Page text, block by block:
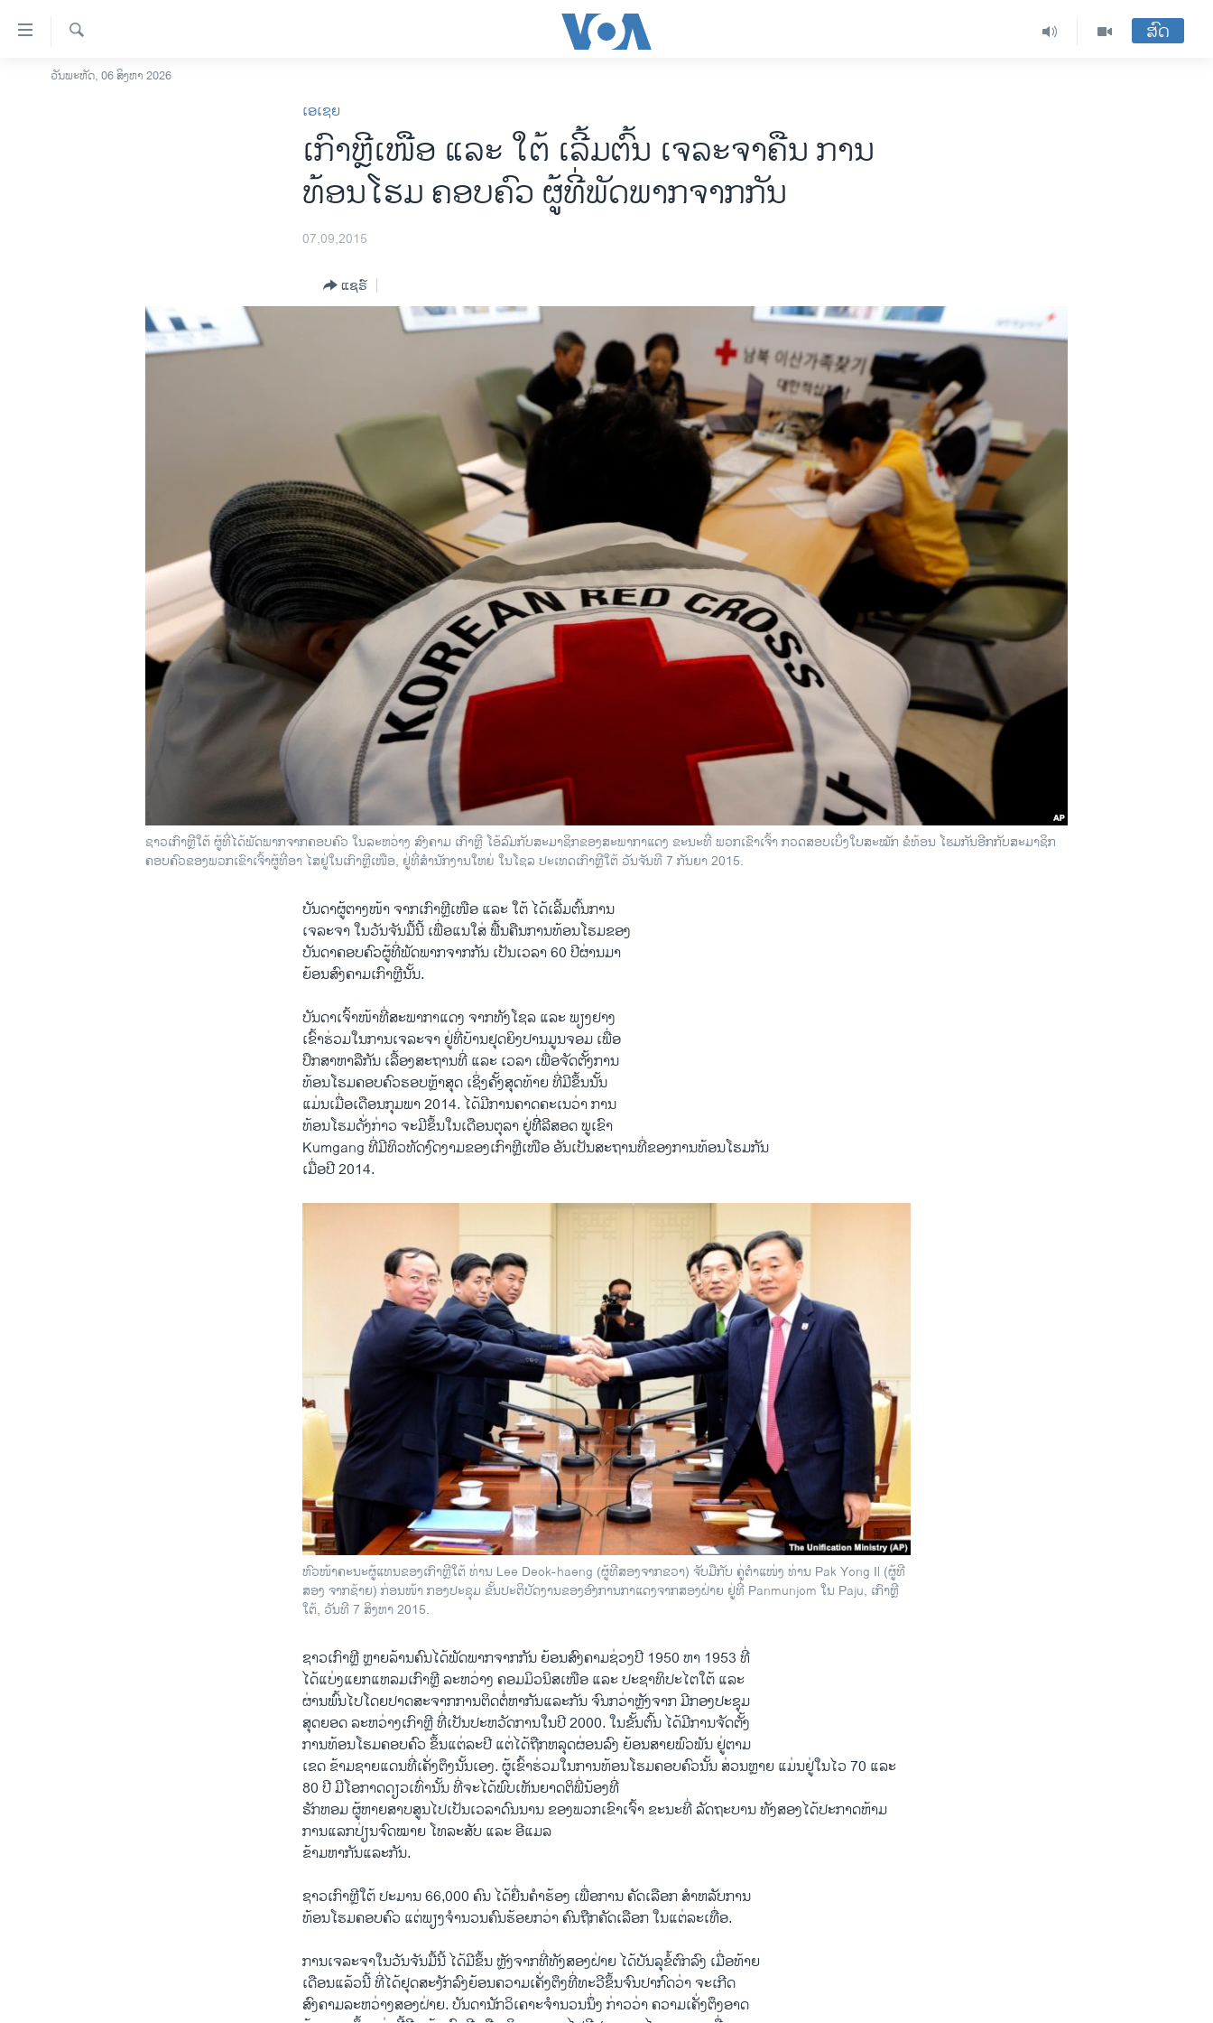
ລິ້ງ
ສຳຫລັບ
ໂຮມເພຈ
ອິດສະຫຼະພາບດ້ານການຂ່າວ
ຄົ້ນຫາ
ສົດ
ວັນພະຫັດ, 06 ສິງຫາ 2026
ເອເຊຍ
ເກົາຫຼີ​ເໜືອ ​ແລະ ​ໃຕ້ ​​ເລີ້ມ​ຕົ້ນ ເຈລະຈາຄືນ ການ
ທ້ອນ​ໂຮມ​ ​ຄອບ​ຄົວ ຜູ້​ທີ່​ພັດ​ພາກ​ຈາກ​ກັນ
07,09,2015
ແຊຣ໌
ຊາວເກົາຫຼີໃຕ້ ຜູ້ທີ່ໄດ້ພັດພາກຈາກຄອບຄົວ ໃນລະຫວ່າງ ສົງຄາມ ເກົາຫຼີ ໂອ້ລົມກັບສະມາຊິກຂອງສະພາກາແດງ ຂະນະທີ່ ພວກເຂົາເຈົ້າ ກວດສອບເບິ່ງໃບສະໝັກ ຂໍທ້ອນ ໂຮມກັນອີກກັບສະມາຊິກ
ຄອບຄົວຂອງພວກເຂົາເຈົ້າຜູ້ທີ່ອາ ໄສຢູ່ໃນເກົາຫຼີເໜືອ, ຢູ່ທີ່ສຳນັກງານໃຫຍ່ ໃນໂຊລ ປະເທດເກົາຫຼີໃຕ້ ວັນຈັນທີ 7 ກັນຍາ 2015.
ບັນດາ​ຜູ້ຕາງໜ້າ ຈາກ​ເກົາຫຼີ​ເໜືອ ​ແລະ ​ໃຕ້ ໄດ້ເລີ້ມ​ຕົ້ນການ​
ເຈລະຈາ ​ໃນ​ວັນ​ຈັນ​ມື້​ນີ້ ​ເພື່ອ​ແນ​ໃສ່​ ​ຟື້ນ​ຄືນການທ້ອນ​ໂຮມ​ຂອງ
ບັນດາ​ຄອບ​ຄົວຜູ້​ທີ່​ພັດ​ພາກ​ຈາກ​ກັນ ​ເປັນ​ເວລາ 60 ປີຜ່ານມາ
​ຍ້ອນ​ສົງຄາມເກົາຫຼີນັ້ນ.
ບັນດາ​ເຈົ້າໜ້າ​ທີ່​ສະພາກາ​ແດງ ຈາກທັງ​ໂຊ​ລ ​ແລະ ພຽງ​ຢາງ
​ເຂົ້າຮ່ວມ​ໃນ​ການເຈລະຈາ ຢູ່​ທີ່​ບ້ານ​ຢຸດ​ຍິງ​ປານ​ມູນ​ຈອມ ​ເພື່ອ
ປຶກສາ​ຫາລື​ກັນ ​ເລື້ອງສະຖານທີ່ ​ແລະ ​ເວລາ ​ເພື່ອ​ຈັດຕັ້ງການ​
ທ້ອນ​ໂຮມຄອບຄົວ​ຮອບຫຼ້າສຸດ ​ເຊິ່ງຄັ້ງສຸດ​ທ້າຍ ​ທີ່​ມີ​ຂຶ້ນນັ້ນ ​
ແມ່ນ​ເມື່ອ​ເດືອນ​ກຸມພາ 2014. ​ໄດ້ມີ​ການຄາດ​ຄະ​ເນ​ວ່າ ການ
​ທ້ອນ​ໂຮມ​ດັ່ງກ່າວ ຈະ​ມີ​ຂຶ້ນ​ໃນ​ເດືອນ​ຕຸລາ ຢູ່​ທີ່ີລີ​ສອດ ພູ​ເຂົາ
Kumgang ທີ່​ມີ​ທິວ​ທັດງົດ​ງາມຂອງ​ເກົາຫຼີ​ເໜືອ ອັນ​ເປັນ​ສະຖານ​ທີ່​ຂອງ​ການ​ທ້ອນ​ໂຮມກັນ
​ເມື່ອ​ປີ 2014.
ຫົວໜ້າຄະນະຜູ້ແທນຂອງເກົາຫຼີໃຕ້ ທ່ານ Lee Deok-haeng (ຜູ້ທີສອງຈາກຂວາ) ຈັບມືກັບ ຄູ່ຕຳແໜ່ງ ທ່ານ Pak Yong Il (ຜູ້ທີ
ສອງ ຈາກຊ້າຍ) ກ່ອນໜ້າ ກອງປະຊຸມ ຂັ້ນປະຕິບັດງານຂອງອົງການກາແດງຈາກສອງຝ່າຍ ຢູ່ທີ່ Panmunjom ໃນ Paju, ເກົາຫຼີ
ໃຕ້, ວັນທີ 7 ສິງຫາ 2015.
ຊາວ​ເກົາຫຼີ ຫຼາຍລ້ານ​ຄົນ​ໄດ້​ພັດ​ພາກ​ຈາກ​ກັນ ​ຍ້ອນ​ສົງຄາມ​ຊ່ວງ​ປີ 1950 ຫາ 1953 ທີ່​
ໄດ້​ແບ່ງ​ແຍກ​ແຫລມ​ເກົາຫຼີ ລະຫວ່າງ ຄ​ອມມິ​ວນິສ​ເໜືອ ​ແລະ ປະຊາທິປະ​ໄຕ​ໃຕ້ ​ແລະ
ຜ່ານພົ້ນ​ໄປ​ໂດຍປາ​ດສະຈາກການ​ຕິດ​ຕໍ່​ຫາ​ກັນ​ແລະ​ກັນ ຈົນ​ກວ່າຫຼັງຈາກ ​ມີ​ກອງ​ປະຊຸມ​
ສຸດ​ຍອດ ລະຫວ່າງ​ເກົາຫຼີ ທີ່​ເປັນ​ປະຫວັດການໃນ​ປີ 2000. ໃນ​ຂັ້ນຕົ້ນ ​ໄດ້ມີ​ການ​ຈັດຕັ້ງ
ການ​ທ້ອນ​ໂຮມ​ຄອບຄົວ ຂຶ້ນ​ແຕ່ລະ​ປີ ​ແຕ່​ໄດ້​ຖືກ​ຫລຸດຜ່ອນ​ລົງ ຍ້ອນສາຍພົວພັນ ຢູ່​ຕາມ​
ເຂດ ​ຂ້າມ​ຊາຍ​ແດນ​ທີ່​ເຄັ່ງ​ຕຶງນັ້ນ​ເອງ. ຜູ້​ເຂົ້າຮ່ວມ​ໃນ​ການ​ທ້ອນ​ໂຮມ​ຄອບຄົວ​ນັ້ນ ສ່ວນຫຼາຍ ​ແມ່ນ​ຢູ່​ໃນ​ໄວ 70 ​ແລະ
80 ປີ ມີ​ໂອກາດ​ດຽວ​ເທົ່າ​ນັ້ນ ທີ່​ຈະ​ໄດ້​ພົບ​ເຫັນ​ຍາດຕິພີ່ນ້ອງ​ທີ່
ຮັກ​ຫອມ ຜູ້​ຫາຍ​ສາບ​ສູນ​ໄປ​ເປັນ​ເວລາ​ດົນ​ນານ ຂອງ​ພວກ​ເຂົາ​ເຈົ້າ ຂະນະ​ທີ່​ ລັດຖະບານ ​ທັງ​ສອງ​ໄດ້​ປະກາດ​ຫ້າ​ມ
ການ​ແລກປ່ຽນ​ຈົດໝາ​ຍ ​ໂທລະສັບ ​ແລະ ອີ​ແມ​ລ
ຂ້າມ​ຫາກັນ​ແລະ​ກັນ.
ຊາວ​ເກົາຫຼີ​ໃຕ້ ປະມານ 66,000 ຄົນ ​ໄດ້​ຍື່ນ​ຄຳ​ຮ້ອງ​ ເພື່ອການ​ ຄັດ​ເລືອກ ສຳ​ຫລັບ​ການ​
ທ້ອນ​ໂຮມ​ຄອບຄົວ ​ແຕ່​ພຽງ​ຈຳ​ນວນ​ຄົນຮ້ອຍ​ກວ່າ ຄົນຖືກ​ຄັດ​ເລືອກ ​ໃນ​ແຕ່ລະ​ເທື່ອ.
​ການ​ເຈລະຈາ​ໃນ​ວັນ​ຈັນ​ມື້​ນີ້ ​ໄດ້​ມີຂຶ້ນ ຫຼັງຈາກ​ທີ່​ທັງ​ສອງ​ຝ່າຍ ​ໄດ້​ບັນລຸ​ຂໍ້​ຕົກລົງ ​ເມື່ອ​ທ້າຍ​
ເດືອນ​ແລ້ວ​ນີ້ ທີ່​ໄດ້​ຢຸດ​ສະ​ງັກລົງ​ຍ້ອນ​ຄວາມ​ເຄັ່ງ​ຕຶງ​ທີ່​ທະວີ​ຂຶ້ນຈົນ​ປາກົດ​ວ່າ ຈະ​ເກີດ​
ສົງຄາມ​ລະຫວ່າງສອງ​ຝ່າຍ. ບັນດາ​ນັກວິ​ເຄາະ​ຈຳນວນ​ນຶ່ງ ກ່າວ​ວ່າ ຄວາມ​ເຄັ່ງ​ຕຶງ​ອາດ​